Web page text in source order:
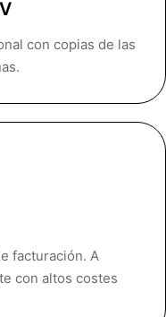
con copias de las
facturación. A
con altos costes